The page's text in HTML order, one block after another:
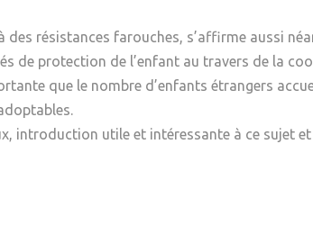
des résistances farouches, s’affirme aussi
de protection de l’enfant au travers de la
que le nombre d’enfants étrangers
introduction utile et intéressante à ce sujet